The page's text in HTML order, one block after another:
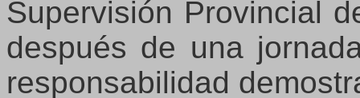
Supervisión Provincial
después de una
responsabilidad